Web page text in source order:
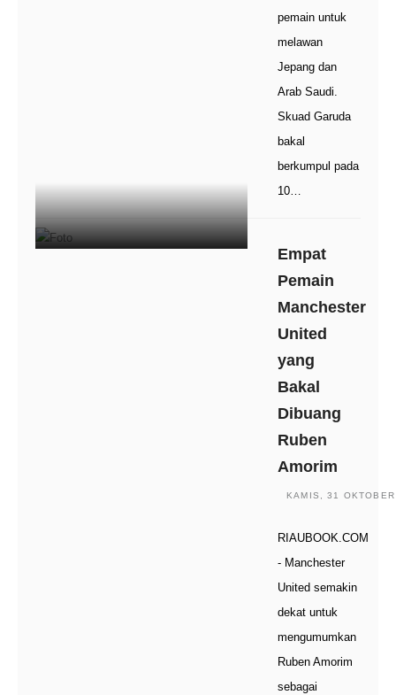
pemain untuk
melawan
Jepang dan
Arab Saudi.
Skuad Garuda
bakal
berkumpul pada
10…
Empat
Pemain
Manchester
United
yang
Bakal
Dibuang
Ruben
Amorim
KAMIS, 31
RIAUBOOK.COM
- Manchester
United semakin
dekat untuk
mengumumkan
Ruben Amorim
sebagai